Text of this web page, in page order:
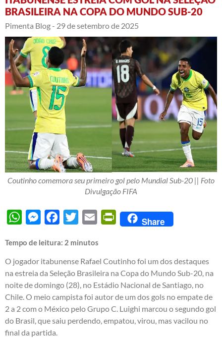
BRASILEIRA NA COPA DO MUNDO SUB-20
Pimenta Blog - 29 de setembro de 2025
Coutinho comemora seu primeiro gol pelo Mundial Sub-20 || Foto
Divulgação FIFA
WhatsAppMessengerFacebook
Twitter Email PrintFriendly
Share
Tempo de leitura: 2 minutos
O jogador itabunense Rafael Coutinho foi um dos destaques
na estreia da Seleção Brasileira na Copa do Mundo Sub-20, na
noite de domingo (28), no Estádio Nacional de Santiago, no
Chile. O meio campista foi autor de um dos gols no empate de
2 a 2 com o México pelo Grupo C. Luighi marcou o segundo gol
do Brasil, que saiu perdendo, empatou, virou, mas vacilou no
final da partida.